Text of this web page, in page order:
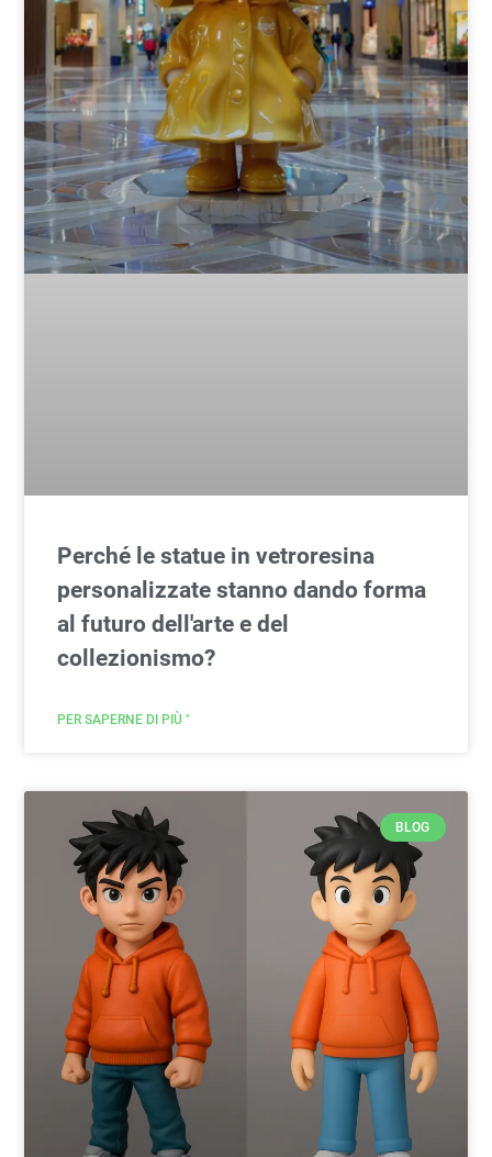
Perché le statue in vetroresina
personalizzate stanno dando forma
al futuro dell'arte e del
collezionismo?
PER SAPERNE DI PIÙ "
BLOG